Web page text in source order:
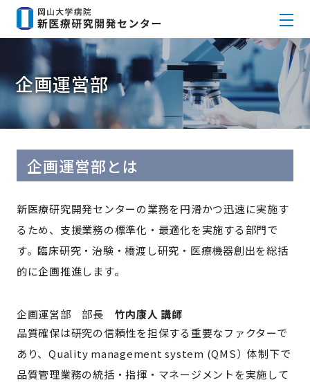
企画運営部
企画運営部とは
新医療研究開発センターの業務を円滑かつ迅速に実施す
るため、支援業務の標準化・最適化を実施する部門で
す。臨床研究・治験・橋渡し研究・医療機器創出を総括
的に企画推進します。
企画運営部 部長 竹内康人 講師
品質確保は研究の信頼性を担保する重要なファクターで
あり、Quality management system (QMS）体制下で
品質管理業務の統括・指揮・マネージメントを実施して